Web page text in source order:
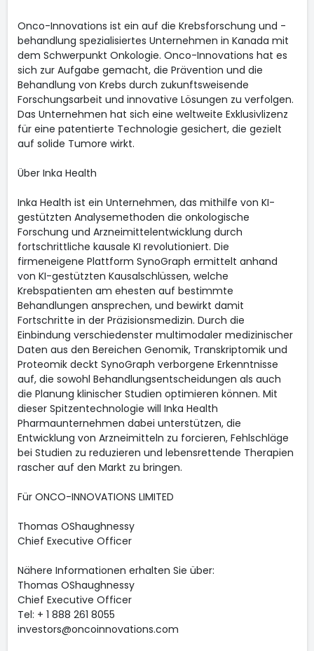
Onco-Innovations ist ein auf die Krebsforschung und -
behandlung spezialisiertes Unternehmen in Kanada mit
dem Schwerpunkt Onkologie. Onco-Innovations hat es
sich zur Aufgabe gemacht, die Prävention und die
Behandlung von Krebs durch zukunftsweisende
Forschungsarbeit und innovative Lösungen zu verfolgen.
Das Unternehmen hat sich eine weltweite Exklusivlizenz
für eine patentierte Technologie gesichert, die gezielt
auf solide Tumore wirkt.
Über Inka Health
Inka Health ist ein Unternehmen, das mithilfe von KI-
gestützten Analysemethoden die onkologische
Forschung und Arzneimittelentwicklung durch
fortschrittliche kausale KI revolutioniert. Die
firmeneigene Plattform SynoGraph ermittelt anhand
von KI-gestützten Kausalschlüssen, welche
Krebspatienten am ehesten auf bestimmte
Behandlungen ansprechen, und bewirkt damit
Fortschritte in der Präzisionsmedizin. Durch die
Einbindung verschiedenster multimodaler medizinischer
Daten aus den Bereichen Genomik, Transkriptomik und
Proteomik deckt SynoGraph verborgene Erkenntnisse
auf, die sowohl Behandlungsentscheidungen als auch
die Planung klinischer Studien optimieren können. Mit
dieser Spitzentechnologie will Inka Health
Pharmaunternehmen dabei unterstützen, die
Entwicklung von Arzneimitteln zu forcieren, Fehlschläge
bei Studien zu reduzieren und lebensrettende Therapien
rascher auf den Markt zu bringen.
Für ONCO-INNOVATIONS LIMITED
Thomas OShaughnessy
Chief Executive Officer
Nähere Informationen erhalten Sie über:
Thomas OShaughnessy
Chief Executive Officer
Tel: + 1 888 261 8055
investors@oncoinnovations.com